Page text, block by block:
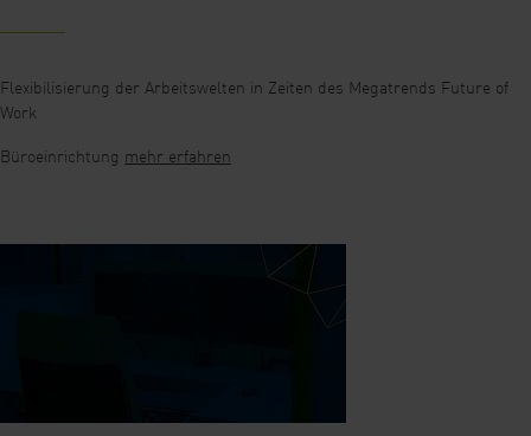
Flexibilisierung der Arbeitswelten in Zeiten des Megatrends Future of
Work
Büroeinrichtung mehr erfahren